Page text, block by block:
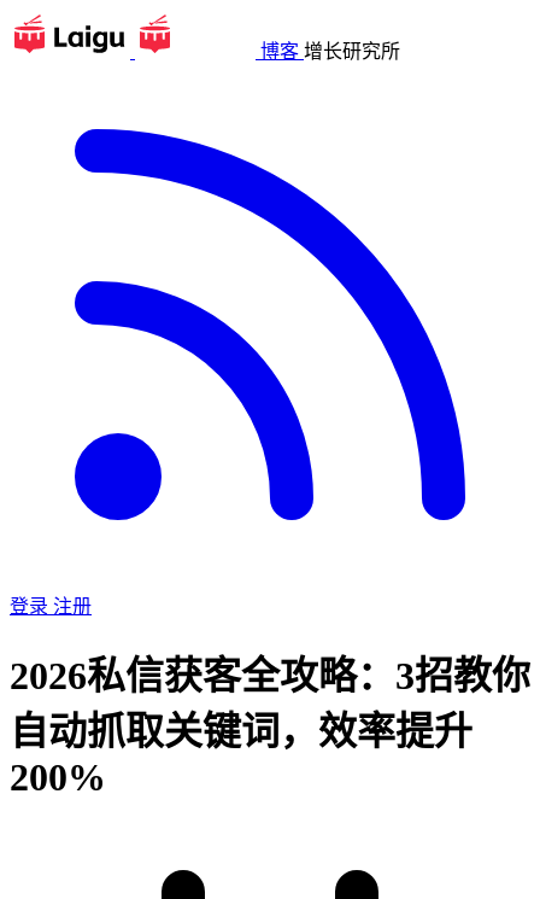
博客 增长研究所
登录 注册
2026私信获客全攻略：3招教你
自动抓取关键词，效率提升
200%